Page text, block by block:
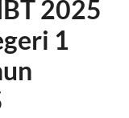
2025
1